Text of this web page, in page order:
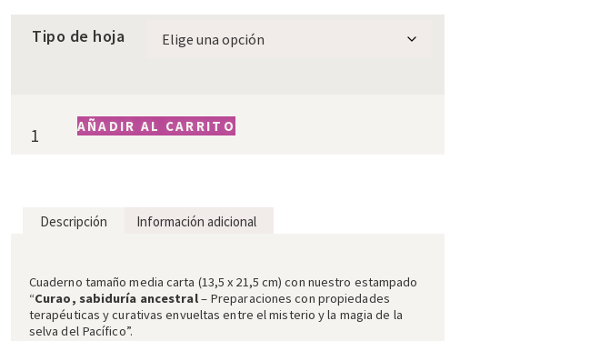
Tipo de hoja
AÑADIR AL CARRITO
Descripción Información adicional
Cuaderno tamaño media carta (13,5 x 21,5 cm) con nuestro estampado
“Curao, sabiduría ancestral– Preparaciones con propiedades
terapéuticas y curativas envueltas entre el misterio y la magia de la
selva del Pacífico”.